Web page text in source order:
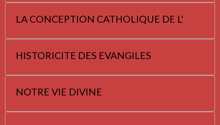
LA CONCEPTION CATHOLIQUE DE L'
HISTORICITE DES EVANGILES
NOTRE VIE DIVINE